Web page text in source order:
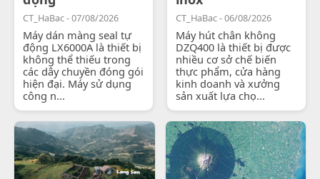
CT_HaBac - 07/08/2026
Máy dán màng seal tự
động LX6000A là thiết bị
không thể thiếu trong
các dây chuyền đóng gói
hiện đại. Máy sử dụng
công n...
CT_HaBac - 06/08/2026
Máy hút chân không
DZQ400 là thiết bị được
nhiều cơ sở chế biến
thực phẩm, cửa hàng
kinh doanh và xưởng
sản xuất lựa chọ...